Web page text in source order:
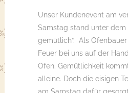
Unser Kundenevent am
Samstag stand unter dem
gemütlich“. Als
Feuer bei uns auf der
Ofen. Gemütlichkeit
alleine. Doch die eisigen